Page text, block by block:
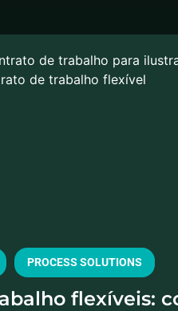
PROCESS SOLUTIONS
flexíveis: